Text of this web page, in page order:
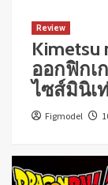
Review
Kimetsu
ออกฟิกเ
ไซส์มินิเ
Figmodel